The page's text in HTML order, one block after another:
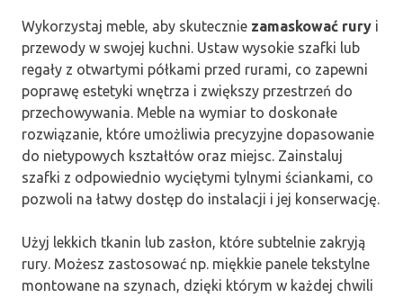
Wykorzystaj meble, aby skutecznie zamaskować rury i
przewody w swojej kuchni. Ustaw wysokie szafki lub
regały z otwartymi półkami przed rurami, co zapewni
poprawę estetyki wnętrza i zwiększy przestrzeń do
przechowywania. Meble na wymiar to doskonałe
rozwiązanie, które umożliwia precyzyjne dopasowanie
do nietypowych kształtów oraz miejsc. Zainstaluj
szafki z odpowiednio wyciętymi tylnymi ściankami, co
pozwoli na łatwy dostęp do instalacji i jej konserwację.
Użyj lekkich tkanin lub zasłon, które subtelnie zakryją
rury. Możesz zastosować np. miękkie panele tekstylne
montowane na szynach, dzięki którym w każdej chwili